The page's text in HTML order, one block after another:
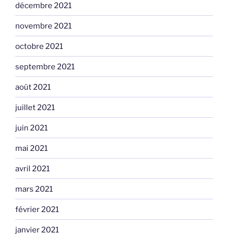
décembre 2021
novembre 2021
octobre 2021
septembre 2021
août 2021
juillet 2021
juin 2021
mai 2021
avril 2021
mars 2021
février 2021
janvier 2021